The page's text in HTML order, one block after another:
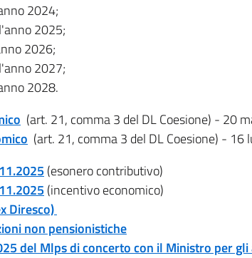
2024;
2025;
2026;
2027;
2028.
(art. 21, comma 3 del DL Coesione) - 20
(art. 21, comma 3 del DL Coesione) - 16
(esonero contributivo)
(incentivo economico)
Diresco)
non pensionistiche
del Mlps di concerto con il Ministro per